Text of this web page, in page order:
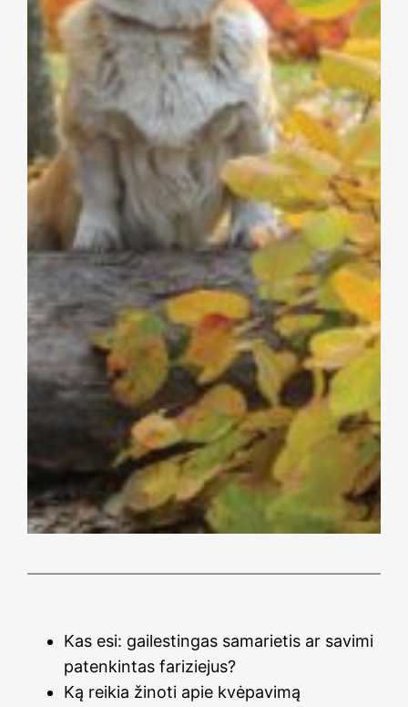
Kas esi: gailestingas samarietis ar savimi
patenkintas fariziejus?
Ką reikia žinoti apie kvėpavimą